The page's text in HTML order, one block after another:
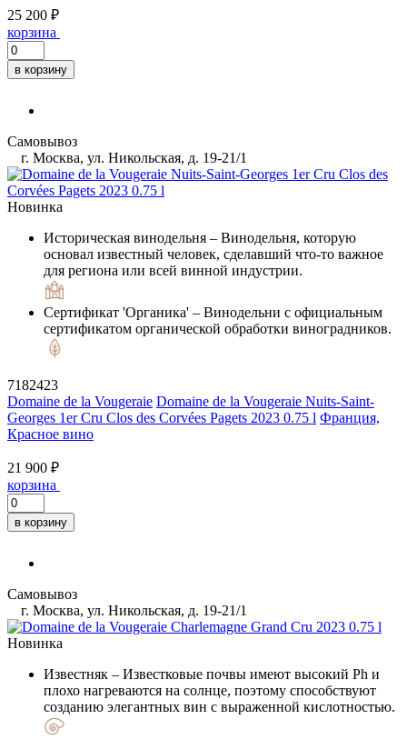
25 200 ₽
корзина
в корзину
Самовывоз
г. Москва, ул. Никольская, д. 19-21/1
Новинка
Историческая винодельня – Винодельня, которую
основал известный человек, сделавший что-то важное
для региона или всей винной индустрии.
Сертификат 'Органика' – Винодельни с официальным
сертификатом органической обработки виноградников.
7182423
Domaine de la Vougeraie Domaine de la Vougeraie Nuits-Saint-
Georges 1er Cru Clos des Corvées Pagets 2023 0.75 l Франция,
Красное вино
21 900 ₽
корзина
в корзину
Самовывоз
г. Москва, ул. Никольская, д. 19-21/1
Новинка
Известняк – Известковые почвы имеют высокий Ph и
плохо нагреваются на солнце, поэтому способствуют
созданию элегантных вин с выраженной кислотностью.